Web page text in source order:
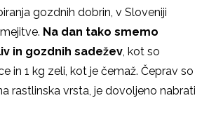
gozdnih dobrin, v Sloveniji
Na dan tako smemo
in gozdnih sadežev, kot so
in 1 kg zeli, kot je čemaž. Čeprav so
rastlinska vrsta, je dovoljeno nabrati